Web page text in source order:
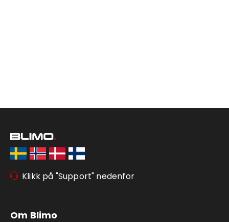
Klikk på "Support" nedenfor
Om Blimo